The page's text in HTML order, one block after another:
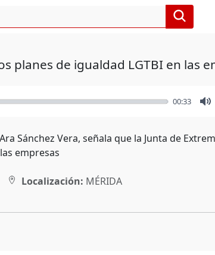
planes de igualdad LGTBI en las
00:33
Sánchez Vera, señala que la Junta de
empresas
Localización: MÉRIDA